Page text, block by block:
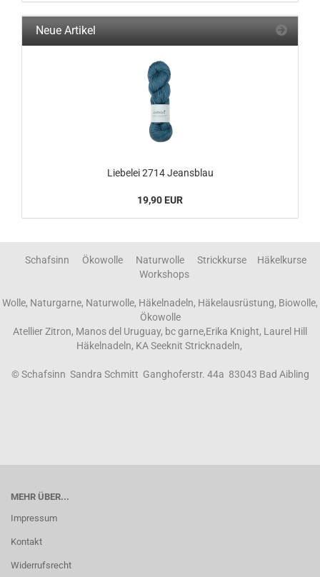
Neue Artikel
Liebelei 2714 Jeansblau
19,90 EUR
Schafsinn Ökowolle Naturwolle Strickkurse Häkelkurse
Workshops
Wolle, Naturgarne, Naturwolle, Häkelnadeln, Häkelausrüstung, Biowolle,
Ökowolle
Atellier Zitron, Manos del Uruguay, bc garne,Erika Knight, Laurel Hill
Häkelnadeln, KA Seeknit Stricknadeln,
© Schafsinn Sandra Schmitt Ganghoferstr. 44a 83043 Bad Aibling
MEHR ÜBER...
Impressum
Kontakt
Widerrufsrecht